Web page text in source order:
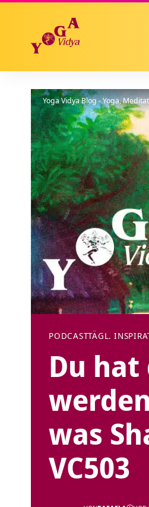
Yoga Vidya Blog - Yoga,
PODCASTTÄGL.
Du
was
VC503